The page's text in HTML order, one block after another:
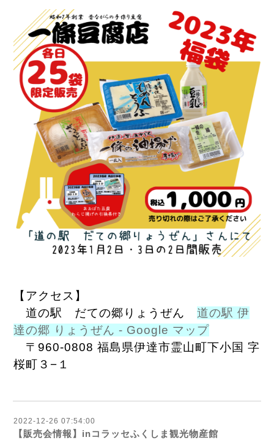
【アクセス】
道の駅 だての郷りょうぜん 道の駅 伊
達の郷 りょうぜん - Google マップ
〒960-0808 福島県伊達市霊山町下小国 字
桜町３−１
2022-12-26 07:54:00
【販売会情報】inコラッセふくしま観光物産館